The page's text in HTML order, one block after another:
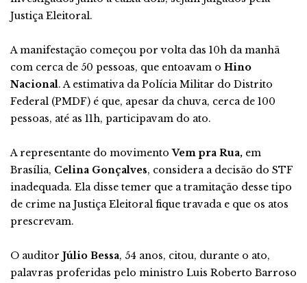
Justiça Eleitoral.
A manifestação começou por volta das 10h da manhã
com cerca de 50 pessoas, que entoavam o Hino
Nacional. A estimativa da Polícia Militar do Distrito
Federal (PMDF) é que, apesar da chuva, cerca de 100
pessoas, até as 11h, participavam do ato.
A representante do movimentoVem pra Rua, em
Brasília, Celina Gonçalves, considera a decisão do STF
inadequada. Ela disse temer que a tramitação desse tipo
de crime na Justiça Eleitoral fique travada e que os atos
prescrevam.
O auditor Júlio Bessa, 54 anos, citou, durante o ato,
palavras proferidas pelo ministro Luis Roberto Barroso